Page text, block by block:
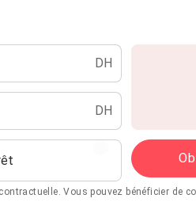
DH
DH
Vous pouvez bénéficier de